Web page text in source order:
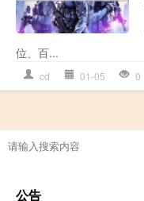
位、百...
cd 01-05 0
公告